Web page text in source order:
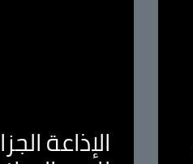
الإذاعة